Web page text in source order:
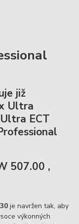
již
Ultra
ECT
507.00 ,
je navržen tak, aby
výkonných